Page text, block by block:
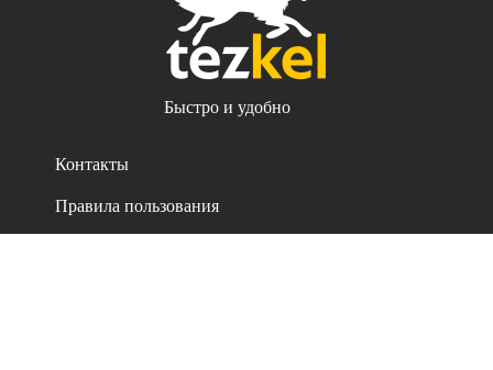
Быстро и удобно
Контакты
Правила пользования